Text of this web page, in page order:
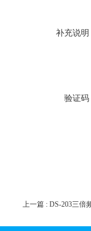
补充说明
验证码
上一篇 : DS-203三倍